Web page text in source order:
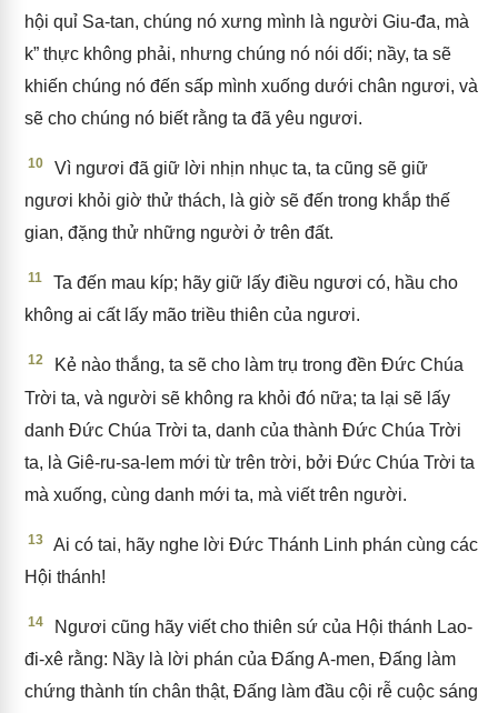
hội quỉ Sa-tan, chúng nó xưng mình là người Giu-đa, mà
k” thực không phải, nhưng chúng nó nói dối; nầy, ta sẽ
khiến chúng nó đến sấp mình xuống dưới chân ngươi, và
sẽ cho chúng nó biết rằng ta đã yêu ngươi.
10
Vì ngươi đã giữ lời nhịn nhục ta, ta cũng sẽ giữ
ngươi khỏi giờ thử thách, là giờ sẽ đến trong khắp thế
gian, đặng thử những người ở trên đất.
11
Ta đến mau kíp; hãy giữ lấy điều ngươi có, hầu cho
không ai cất lấy mão triều thiên của ngươi.
12
Kẻ nào thắng, ta sẽ cho làm trụ trong đền Đức Chúa
Trời ta, và người sẽ không ra khỏi đó nữa; ta lại sẽ lấy
danh Đức Chúa Trời ta, danh của thành Đức Chúa Trời
ta, là Giê-ru-sa-lem mới từ trên trời, bởi Đức Chúa Trời ta
mà xuống, cùng danh mới ta, mà viết trên người.
13
Ai có tai, hãy nghe lời Đức Thánh Linh phán cùng các
Hội thánh!
14
Ngươi cũng hãy viết cho thiên sứ của Hội thánh Lao-
đi-xê rằng: Nầy là lời phán của Đấng A-men, Đấng làm
chứng thành tín chân thật, Đấng làm đầu cội rễ cuộc sáng